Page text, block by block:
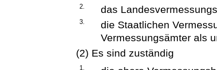
2. das
3.
die Staatlichen
Vermessungsämter als
(2) Es sind zuständig
1.